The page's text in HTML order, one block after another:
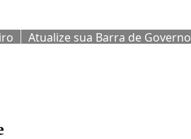
Atualize sua Barra de Governo